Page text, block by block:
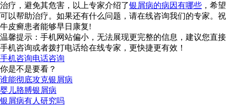
治疗，避免其危害，以上专家介绍了银屑病的病因有哪些 ，希望
可以帮助治疗。如果还有什么问题，请在线咨询我们的专家。祝
牛皮癣患者能够早日康复!
温馨提示：手机网站偏小，无法展现更完整的信息，建议您直接
手机咨询或者拨打电话给在线专家，更快捷更有效！
手机咨询电话咨询
你是不是要看？
谁能彻底攻克银屑病
婴儿胳膊银屑病
银屑病有人研究吗